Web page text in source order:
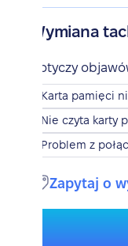
Wymiana
Dotyczy
Karta pamięci
Nie czyta karty
Problem z
Zapytaj o